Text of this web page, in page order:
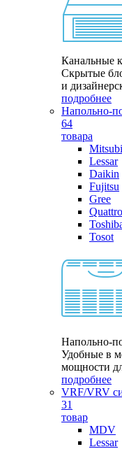
Канальные
Скрытые
и
подробнее
Напольно-
64
товара
Lessar
Daikin
Fujitsu
Gree
Tosot
Напольно-
Удобные в
мощности
подробнее
VRF/VRV
31
товар
MDV
Lessar